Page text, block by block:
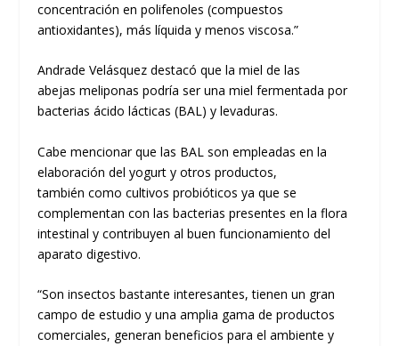
concentración en polifenoles (compuestos
antioxidantes), más líquida y menos viscosa.”
Andrade Velásquez destacó que la miel de las
abejas meliponas podría ser una miel fermentada por
bacterias ácido lácticas (BAL) y levaduras.
Cabe mencionar que las BAL son empleadas en la
elaboración del yogurt y otros productos,
también como cultivos probióticos ya que se
complementan con las bacterias presentes en la flora
intestinal y contribuyen al buen funcionamiento del
aparato digestivo.
“Son insectos bastante interesantes, tienen un gran
campo de estudio y una amplia gama de productos
comerciales, generan beneficios para el ambiente y